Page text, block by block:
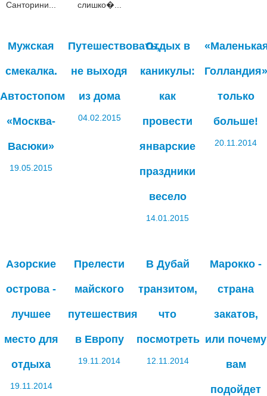
Санторини...
слишко�...
Мужская
смекалка.
Автостопом
«Москва-
Васюки»
19.05.2015
Путешествовать,
не выходя
из дома
04.02.2015
Отдых в
каникулы:
как
провести
январские
праздники
весело
14.01.2015
только
больше!
20.11.2014
Азорские
острова -
лучшее
место для
отдыха
19.11.2014
Прелести
майского
путешествия
в Европу
19.11.2014
В Дубай
транзитом,
что
посмотреть
12.11.2014
Марокко -
страна
закатов,
или почему
вам
подойдет